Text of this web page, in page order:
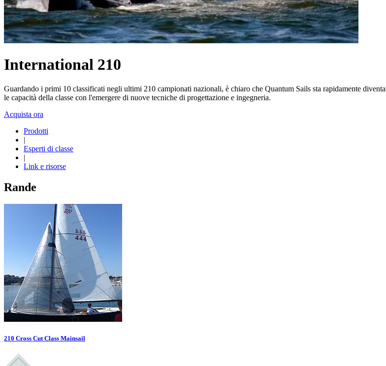
International 210
Guardando i primi 10 classificati negli ultimi 210 campionati nazionali, è chiaro che Quantum Sails sta rapidamente
le capacità della classe con l'emergere di nuove tecniche di progettazione e ingegneria.
Acquista ora
Prodotti
|
Esperti di classe
|
Link e risorse
Rande
210 Cross Cut Class Mainsail